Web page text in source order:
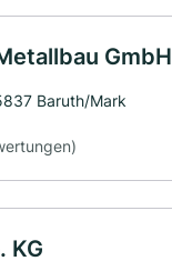
GmbH
Baruth/Mark
KG